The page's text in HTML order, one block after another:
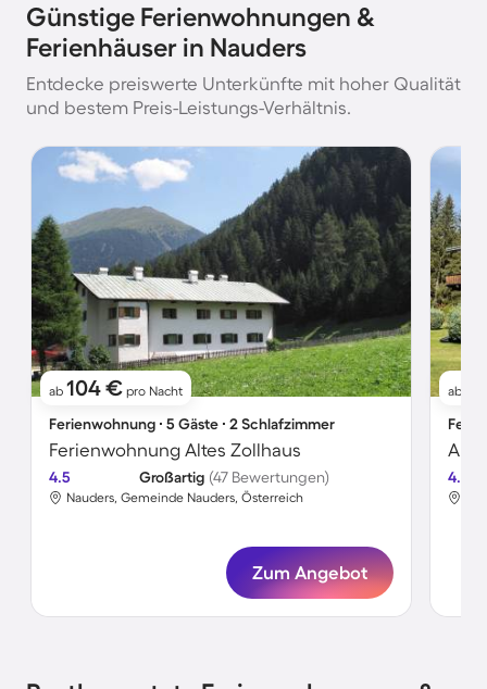
Günstige Ferienwohnungen &
Ferienhäuser in Nauders
Entdecke preiswerte Unterkünfte mit hoher Qualität
und bestem Preis-Leistungs-Verhältnis.
ab 104 € pro Nacht
Ferienwohnung ∙ 5 Gäste ∙ 2 Schlafzimmer
Ferienwohnung Altes Zollhaus
4.5 Großartig (47 Bewertungen)
Nauders, Gemeinde Nauders, Österreich
Zum Angebot
ab
4.8